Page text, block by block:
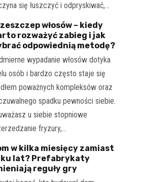
się łuszczyć i odpryskiwać,…
włosów – kiedy
rozważyć zabieg i jak
odpowiednią metodę?
wypadanie włosów dotyka
osób i bardzo często staje się
poważnych kompleksów oraz
spadku pewności siebie.
u siebie stopniowe
fryzury,…
w kilka miesięcy zamiast
lat? Prefabrykaty
reguły gry